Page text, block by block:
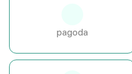
pagoda